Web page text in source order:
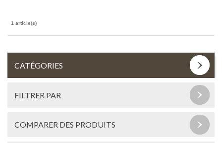
1 article(s)
CATÉGORIES
FILTRER PAR
COMPARER DES PRODUITS